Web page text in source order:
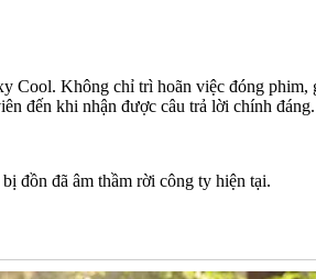
Không chỉ trì hoãn việc đóng
đến khi nhận được câu trả lời chính đáng.
đồn đã âm thầm rời công ty hiện tại.